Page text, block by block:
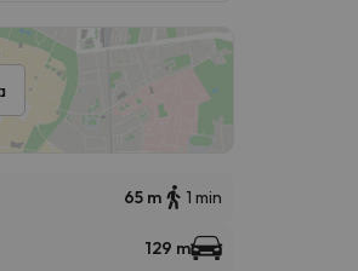
65 m 1 min
129 m